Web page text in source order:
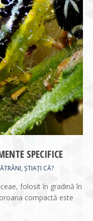
SPECIFICE
,ȘTIAȚI CĂ?
folosit în gradină în
compactă este